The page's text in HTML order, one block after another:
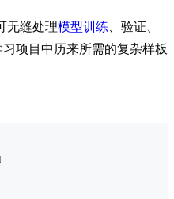
无缝处理模型训练 、验证、
项目中历来所需的复杂样板